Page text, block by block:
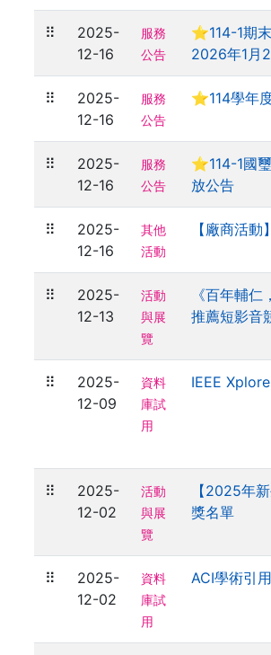
⠿
2025-
12-16
服務
公告
⭐114-1期
2026年1月
⠿
2025-
12-16
服務
公告
⭐114學年
⠿
2025-
12-16
服務
公告
⭐114-1國
放公告
⠿
2025-
12-16
其他
活動
【廠商活
⠿
2025-
12-13
活動
與展
覽
《百年輔
推薦短影音
⠿
2025-
12-09
資料
庫試
用
IEEE
⠿
2025-
12-02
活動
與展
覽
【2025年
獎名單
⠿
2025-
12-02
資料
庫試
用
ACI學術引